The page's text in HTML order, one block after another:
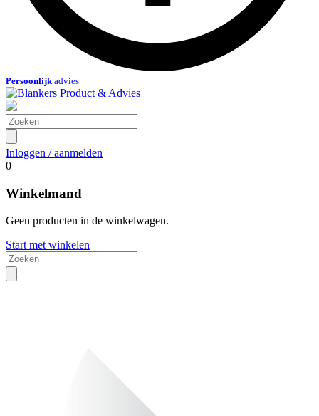
Persoonlijkadvies
Inloggen / aanmelden
0
Winkelmand
Geen producten in de winkelwagen.
Start met winkelen